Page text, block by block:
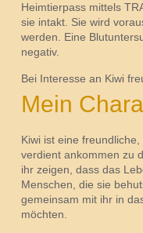
Heimtierpass mittels
sie intakt. Sie wird
werden. Eine
negativ.
Bei Interesse an Kiwi
Mein
Kiwi ist eine
verdient ankommen zu
ihr zeigen, dass das
Menschen, die sie
gemeinsam mit ihr in
möchten.